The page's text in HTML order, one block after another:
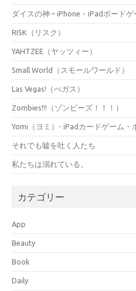
ダイスの神 – iPhone・iPadボードゲ
RISK（リスク）
YAHTZEE（ヤッツィー）
Small World（スモールワールド）
Las Vegas!（べガス）
Zombies!!!（ゾンビーズ！！！）
Yomi（ヨミ）- iPadカードゲーム・
それでも嘘を吐く人たち
私たちは溺れている。
カテゴリー
App
Beauty
Book
Daily